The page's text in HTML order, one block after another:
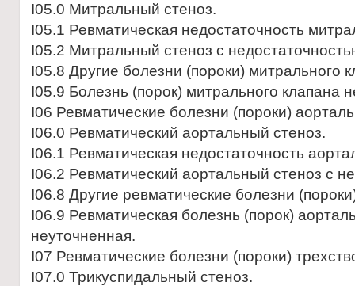
I05.0 Митральный стеноз.
I05.1 Ревматическая недостаточность
I05.2 Митральный стеноз с
I05.8 Другие болезни (пороки) митрального
I05.9 Болезнь (порок) митрального клапана
I06 Ревматические болезни (пороки)
I06.0 Ревматический аортальный стеноз.
I06.1 Ревматическая недостаточность
I06.2 Ревматический аортальный стеноз с
I06.8 Другие ревматические болезни
I06.9 Ревматическая болезнь (порок)
неуточненная.
I07 Ревматические болезни (пороки)
I07.0 Трикуспидальный стеноз.